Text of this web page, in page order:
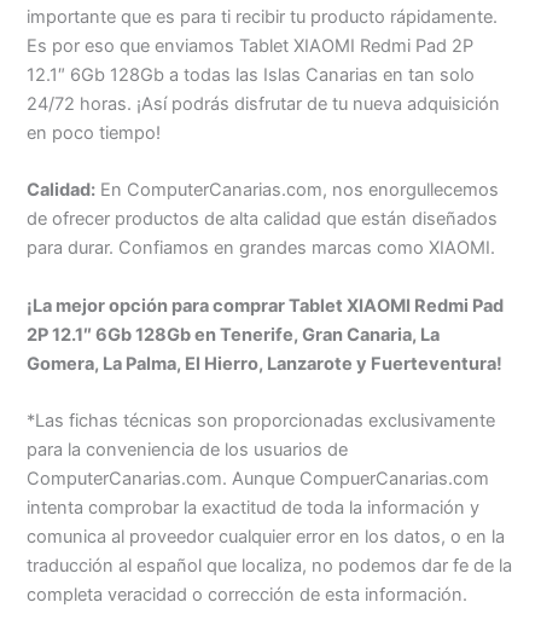
importante que es para ti recibir tu producto rápidamente.
Es por eso que enviamos Tablet XIAOMI Redmi Pad 2P
12.1″ 6Gb 128Gb a todas las Islas Canarias en tan solo
24/72 horas. ¡Así podrás disfrutar de tu nueva adquisición
en poco tiempo!
Calidad: En ComputerCanarias.com, nos enorgullecemos
de ofrecer productos de alta calidad que están diseñados
para durar. Confiamos en grandes marcas como XIAOMI.
¡La mejor opción para comprar Tablet XIAOMI Redmi Pad
2P 12.1″ 6Gb 128Gb en Tenerife, Gran Canaria, La
Gomera, La Palma, El Hierro, Lanzarote y Fuerteventura!
*Las fichas técnicas son proporcionadas exclusivamente
para la conveniencia de los usuarios de
ComputerCanarias.com. Aunque CompuerCanarias.com
intenta comprobar la exactitud de toda la información y
comunica al proveedor cualquier error en los datos, o en la
traducción al español que localiza, no podemos dar fe de la
completa veracidad o corrección de esta información.